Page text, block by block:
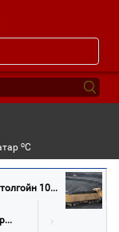
oC
10...